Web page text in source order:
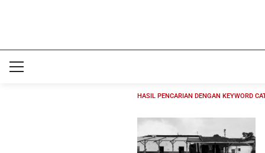
HASIL PENCARIAN DENGAN KEYWORD